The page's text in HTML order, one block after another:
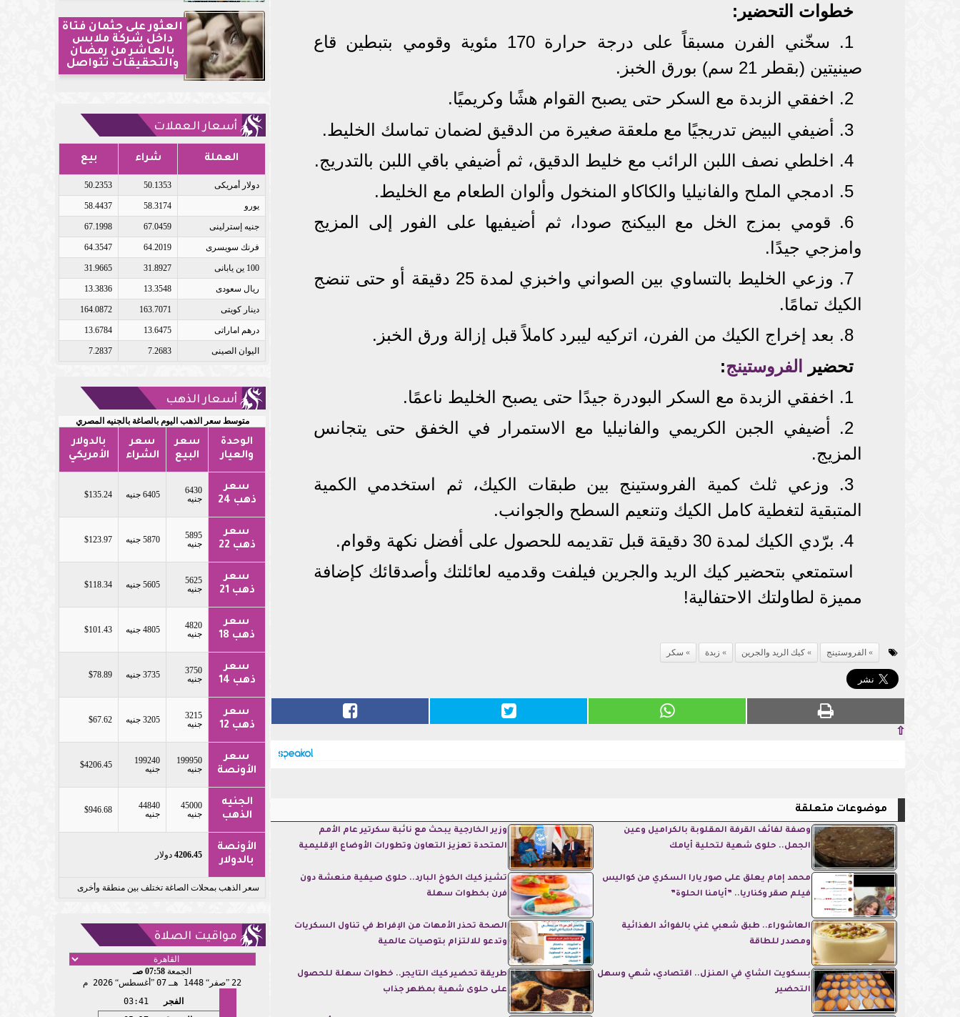
خطوات التحضير:
1. سخّني الفرن مسبقاً على درجة حرارة 170 مئوية وقومي بتبطين قاع
صينيتين (بقطر 21 سم) بورق الخبز.
2. اخفقي الزبدة مع السكر حتى يصبح القوام هشًا وكريميًا.
3. أضيفي البيض تدريجيًا مع ملعقة صغيرة من الدقيق لضمان تماسك الخليط.
4. اخلطي نصف اللبن الرائب مع خليط الدقيق، ثم أضيفي باقي اللبن بالتدريج.
5. ادمجي الملح والفانيليا والكاكاو المنخول وألوان الطعام مع الخليط.
6. قومي بمزج الخل مع البيكنج صودا، ثم أضيفيها على الفور إلى المزيج
وامزجي جيدًا.
7. وزعي الخليط بالتساوي بين الصواني واخبزي لمدة 25 دقيقة أو حتى تنضج
الكيك تمامًا.
8. بعد إخراج الكيك من الفرن، اتركيه ليبرد كاملاً قبل إزالة ورق الخبز.
تحضير
الفروستينج:
1. اخفقي الزبدة مع السكر البودرة جيدًا حتى يصبح الخليط ناعمًا.
2. أضيفي الجبن الكريمي والفانيليا مع الاستمرار في الخفق حتى يتجانس
المزيج.
3. وزعي ثلث كمية الفروستينج بين طبقات الكيك، ثم استخدمي الكمية
المتبقية لتغطية كامل الكيك وتنعيم السطح والجوانب.
4. برّدي الكيك لمدة 30 دقيقة قبل تقديمه للحصول على أفضل نكهة وقوام.
استمتعي بتحضير كيك الريد والجرين فيلفت وقدميه لعائلتك وأصدقائك كإضافة
مميزة لطاولتك الاحتفالية!
الفروستينج كيك الريد والجرين زبدة سكر
⇧
موضوعات متعلقة
وصفة لفائف القرفة المقلوبة بالكراميل وعين
الجمل.. حلوى شهية لتحلية أيامك
وزير الخارجية يبحث مع نائبة سكرتير عام الأمم
المتحدة تعزيز التعاون وتطورات الأوضاع الإقليمية
محمد إمام يعلق على صور يارا السكري من كواليس
فيلم صقر وكناريا.. ”أيامنا الحلوة”
تشيز كيك الخوخ البارد.. حلوى صيفية منعشة دون
فرن بخطوات سهلة
العاشوراء.. طبق شعبي غني بالفوائد الغذائية
ومصدر للطاقة
الصحة تحذر الأمهات من الإفراط في تناول السكريات
وتدعو للالتزام بتوصيات عالمية
بسكويت الشاي في المنزل.. اقتصادي، شهي وسهل
التحضير
طريقة تحضير كيك التايجر.. خطوات سهلة للحصول
على حلوى شهية بمظهر جذاب
العثور على جثمان فتاة
داخل شركة ملابس
بالعاشر من رمضان
والتحقيقات تتواصل
أسعار العملات
العملة شراء بيع
دولار أمريكى 50.1353
50.2353
يورو 58.3174
58.4437
جنيه إسترلينى 67.0459
67.1998
فرنك سويسرى 64.2019
64.3547
100 ين يابانى 31.8927
31.9665
ريال سعودى 13.3548
13.3836
دينار كويتى 163.7071
164.0872
درهم اماراتى 13.6475
13.6784
اليوان الصينى 7.2683
7.2837
أسعار الذهب
متوسط سعر الذهب اليوم بالصاغة بالجنيه المصري
الوحدة
والعيار
سعر
البيع
سعر
الشراء
بالدولار
الأمريكي
سعر
ذهب 24
6430
جنيه
6405 جنيه $135.24
سعر
ذهب 22
5895
جنيه
5870 جنيه $123.97
سعر
ذهب 21
5625
جنيه
5605 جنيه $118.34
سعر
ذهب 18
4820
جنيه
4805 جنيه $101.43
سعر
ذهب 14
3750
جنيه
3735 جنيه $78.89
سعر
ذهب 12
3215
جنيه
3205 جنيه $67.62
سعر
الأونصة
199950
جنيه
199240
جنيه
$4206.45
الجنيه
الذهب
45000
جنيه
44840
جنيه
$946.68
الأونصة
بالدولار
4206.45 دولار
سعر الذهب بمحلات الصاغة تختلف بين منطقة وأخرى
مواقيت الصلاة
الجمعة 07:58 صـ
22 صفر 1448 هـ 07 أغسطس 2026 م
الفجر
03:41